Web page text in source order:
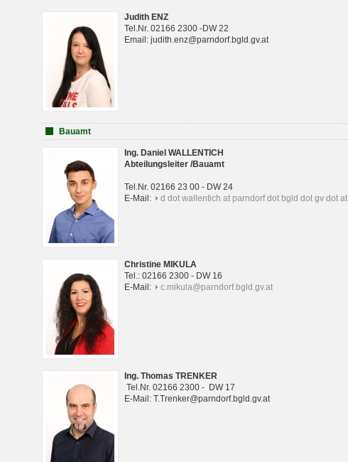
Judith ENZ
Tel.Nr. 02166 2300 -DW 22
Email: judith.enz@parndorf.bgld.gv.at
Bauamt
Ing. Daniel WALLENTICH
Abteilungsleiter /Bauamt
Tel.Nr. 02166 23 00 - DW 24
E-Mail:
d dot wallentich at parndorf dot bgld dot gv dot at
Christine MIKULA
Tel.: 02166 2300 - DW 16
E-Mail:
c.mikula@parndorf.bgld.gv.at
Ing. Thomas TRENKER
Tel.Nr. 02166 2300 - DW 17
E-Mail: T.Trenker@parndorf.bgld.gv.at